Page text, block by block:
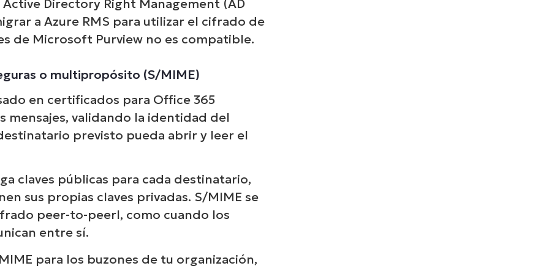
Directory Right Management (AD
a Azure RMS para utilizar el cifrado de
de Microsoft Purview no es compatible.
o multipropósito (S/MIME)
en certificados para Office 365
validando la identidad del
previsto pueda abrir y leer el
claves públicas para cada destinatario,
sus propias claves privadas. S/MIME se
peer-to-peerl, como cuando los
entre sí.
para los buzones de tu organización,